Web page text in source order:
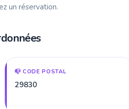
un réservation.
📪 CODE POSTAL
29830